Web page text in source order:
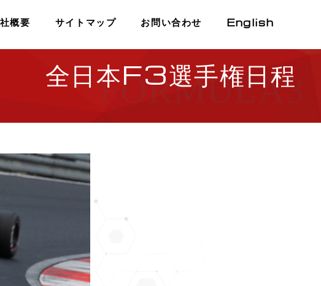
概要 サイトマップ お問い合わせ English
全日本F3選手権日程
FORMULA3